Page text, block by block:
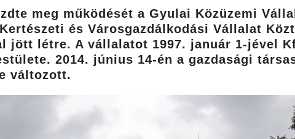
meg működését a Gyulai Közüzemi
és Városgazdálkodási Vállalat
jött létre. A vállalatot 1997. január 1-jével
2014. június 14-én a gazdasági
változott.